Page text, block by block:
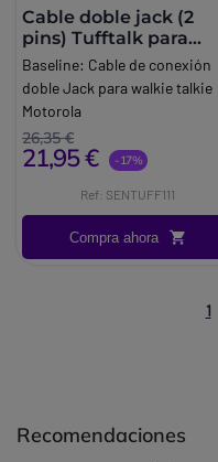
una gestión eficiente de sus
equipos de comunicación.
Cable doble jack (2
pins) Tufftalk para
Motorola
Baseline: Cable de conexión
doble Jack para walkie talkie
Motorola
Brand:Sena
26,35 €
21,95 € -17%
Ref: SENTUFF111
Compra ahora
1
Recomendaciones